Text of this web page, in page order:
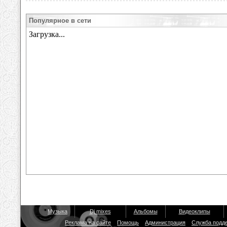
Популярное в сети
Музыка Dj mixes Альбомы
Видеоклипы
Реклама на сайте
Помощь Администрация Служба